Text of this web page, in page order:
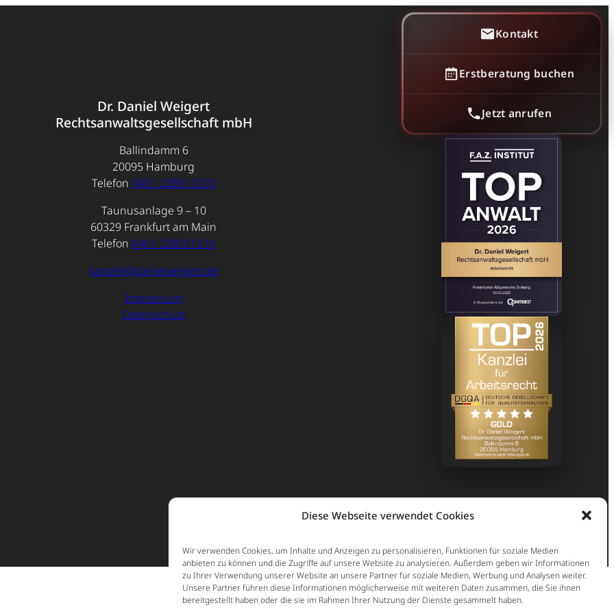
Diese Webseite verwendet Cookies
Wir verwenden Cookies, um Inhalte und Anzeigen zu personalisieren, Funktionen für soziale Medien
anbieten zu können und die Zugriffe auf unsere Website zu analysieren. Außerdem geben wir Informationen
zu Ihrer Verwendung unserer Website an unsere Partner für soziale Medien, Werbung und Analysen weiter.
Unsere Partner führen diese Informationen möglicherweise mit weiteren Daten zusammen, die Sie ihnen
bereitgestellt haben oder die sie im Rahmen Ihrer Nutzung der Dienste gesammelt haben.
Dr. Daniel Weigert
Rechtsanwaltsgesellschaft mbH
Ballindamm 6
20095 Hamburg
Telefon 040 / 228511210
Taunusanlage 9 – 10
60329 Frankfurt am Main
Telefon 040 / 228511210
kanzlei@danielweigert.de
Impressum
Datenschutz
Kontakt
Erstberatung buchen
Jetzt anrufen